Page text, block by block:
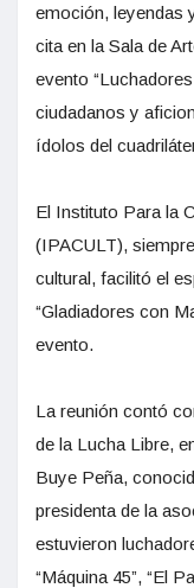
emoción, leyendas
cita en la Sala de
evento
ciudadanos y
ídolos del
El Instituto Para la
(IPACULT),
cultural, facilitó el
“Gladiadores con
evento.
La reunión contó
de la Lucha Libre,
Buye Peña,
presidenta de la
estuvieron
“Máquina 45”, “El